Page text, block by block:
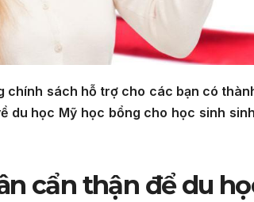
chính sách hỗ trợ cho các bạn có
du học Mỹ học bổng cho học sinh
cẩn thận để du